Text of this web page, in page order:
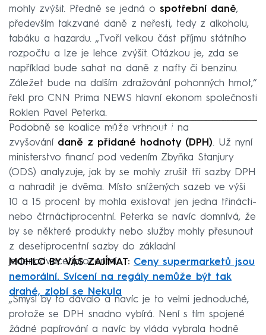
mohly zvýšit. Předně se jedná o spotřební daně,
především takzvané daně z neřesti, tedy z alkoholu,
tabáku a hazardu. „Tvoří velkou část příjmu státního
rozpočtu a lze je lehce zvýšit. Otázkou je, zda se
například bude sahat na daně z nafty či benzinu.
Záležet bude na dalším zdražování pohonných hmot,“
řekl pro CNN Prima NEWS hlavní ekonom společnosti
Roklen Pavel Peterka.
Failed to fetch
Podobně se koalice může vrhnout i na
zvyšování daně z přidané hodnoty (DPH). Už nyní
ministerstvo financí pod vedením Zbyňka Stanjury
(ODS) analyzuje, jak by se mohly zrušit tři sazby DPH
a nahradit je dvěma. Místo snížených sazeb ve výši
10 a 15 procent by mohla existovat jen jedna třinácti-
nebo čtrnáctiprocentní. Peterka se navíc domnívá, že
by se některé produkty nebo služby mohly přesunout
z desetiprocentní sazby do základní
jedenadvacetiprocentní.
MOHLO BY VÁS ZAJÍMAT: Ceny supermarketů jsou
nemorální. Svícení na regály nemůže být tak
drahé, zlobí se Nekula
„Smysl by to dávalo a navíc je to velmi jednoduché,
protože se DPH snadno vybírá. Není s tím spojené
žádné papírování a navíc by vláda vybrala hodně